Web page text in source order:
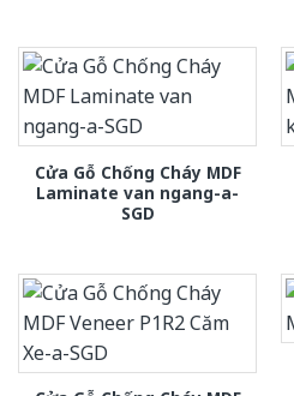
Cửa Gỗ Chống Cháy MDF
Laminate van ngang-a-
SGD